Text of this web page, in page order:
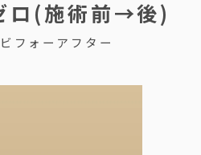
フォーアフター
ロ(施術前→後)